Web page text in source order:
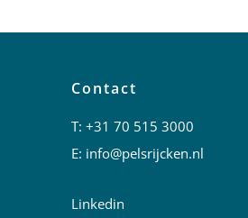
Contact
T:+31 70 515 3000
E: info@pelsrijcken.nl
Linkedin